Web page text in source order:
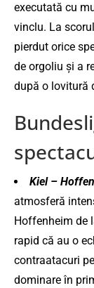
executată cu
vinclu. La
pierdut orice
de orgoliu și a
după o lovitură
Kiel –
atmosferă
Hoffenheim de
rapid că au o
contraatacuri
dominare în